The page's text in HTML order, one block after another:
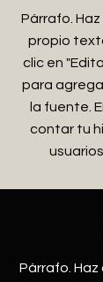
Párrafo.
propio
clic en
para
la fuente.
contar tu
Párrafo.